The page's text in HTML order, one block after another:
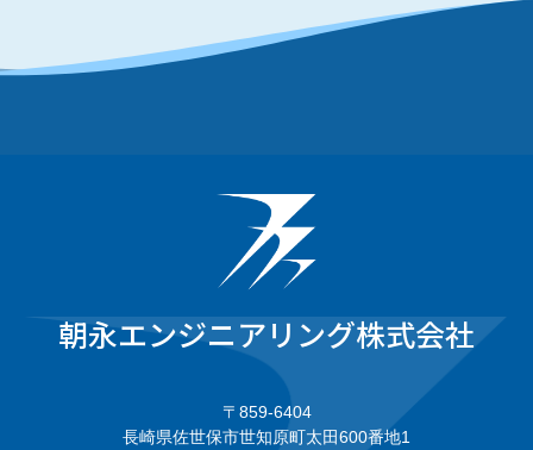
朝永エンジニアリング株式会社
〒859-6404
長崎県佐世保市世知原町太田600番地1